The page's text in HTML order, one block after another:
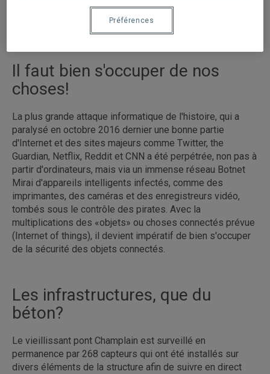
possible de faire faire des mauvaises actions aux
Il faut bien s'occuper de nos
choses!
La plus grande attaque informatique de l'histoire, qui a
paralysé en octobre 2016 dernier une bonne partie
d'Internet et des sites majeurs comme Twitter, the
Guardian, Netflix, Reddit et CNN a été perpétrée, non pas à
partir d'ordinateurs, mais via un immense réseau Botnet
Mirai d'appareils intelligents infectés, comme des
imprimantes, des caméras et des enregistreurs vidéo,
tombés sous le contrôle des pirates. Avec la
multiplications des «objets» ou choses connectés prévue
(Internet of things), il devient impératif de bien s'occuper
de la sécurité des objets connectés.
Les infrastructures, que du
béton?
Le vieillissant pont Champlain est surveillé en
permanence par 268 capteurs qui ont été installés sur
divers éléments de la structure afin de suivre en direct
Préférences